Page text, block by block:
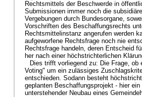
Rechtsmittels der Beschwerde in
Submissionen immer noch die
Vergebungen durch Bundesorgane,
Vorschriften des Beschaffungsrechts
Rechtsmittelinstanz angerufen werden
aufgeworfene Rechtsfrage noch nie
Rechtsfrage handeln, deren Entscheid
her nach einer höchstrichterlichen
Dies trifft vorliegend zu: Die Frage,
Voting" um ein zulässiges
entschieden. Sodann besteht
geplanten Beschaffungsprojekt - hier
unterstehender Neubau eines